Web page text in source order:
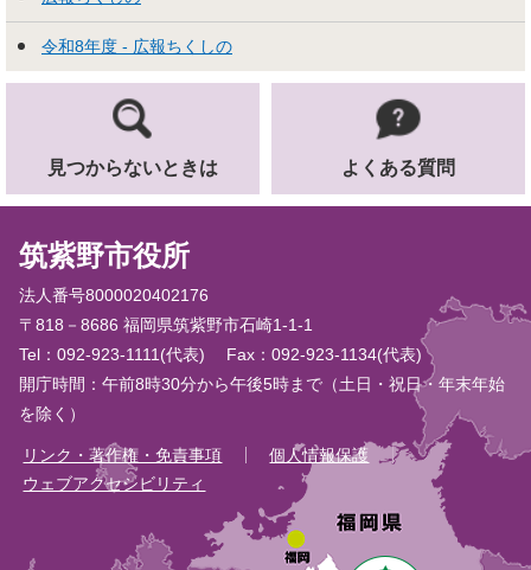
令和8年度 - 広報ちくしの
見つからないときは よくある質問
筑紫野市役所
法人番号8000020402176
〒818－8686 福岡県筑紫野市石崎1-1-1
Tel：092-923-1111(代表)
Fax：092-923-1134(代表)
開庁時間：午前8時30分から午後5時まで（土日・祝日・年末年始
を除く）
リンク・著作権・免責事項
個人情報保護
ウェブアクセシビリティ